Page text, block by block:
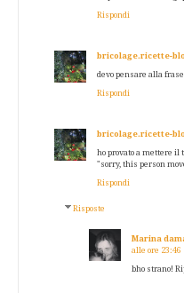
Rispondi
bricolage.ricette-
devo pensare alla
Rispondi
bricolage.ricette-
ho provato a mettere il
"sorry, this person
Rispondi
Risposte
Marina
alle ore 23:46
bho strano!